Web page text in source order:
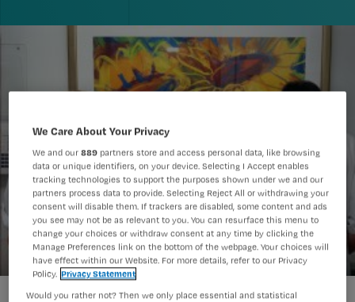
Radboud verbetert hartchirurgie met klinisch pad
We Care About Your Privacy
We and our889 partners store and access personal data, like browsing
data or unique identifiers, on your device. Selecting I Accept enables
tracking technologies to support the purposes shown under we and our
partners process data to provide. Selecting Reject All or withdrawing your
consent will disable them. If trackers are disabled, some content and ads
you see may not be as relevant to you. You can resurface this menu to
change your choices or withdraw consent at any time by clicking the
Manage Preferences link on the bottom of the webpage. Your choices will
have effect within our Website. For more details, refer to our Privacy
Policy. Privacy Statement
Would you rather not? Then we only place essential and statistical